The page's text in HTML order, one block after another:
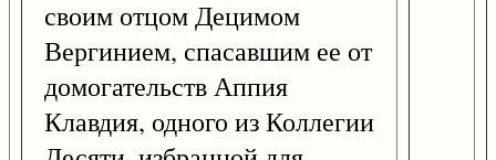
своим отцом Децимом
Вергинием, спасавшим ее от
домогательств Аппия
Клавдия, одного из Коллегии